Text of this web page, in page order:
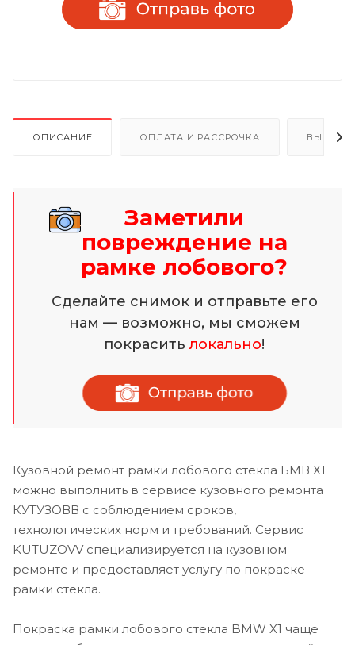
ОПИСАНИЕ ОПЛАТА И РАССРОЧКА ВЫЗОВ
Заметили
повреждение на
рамке лобового?
Сделайте снимок и отправьте его
нам — возможно, мы сможем
покраситьлокально!
Кузовной ремонт рамки лобового стекла БМВ Х1
можно выполнить в сервисе кузовного ремонта
КУТУЗОВВ с соблюдением сроков,
технологических норм и требований. Сервис
KUTUZOVV специализируется на кузовном
ремонте и предоставляет услугу по покраске
рамки стекла.
Покраска рамки лобового стекла BMW X1 чаще